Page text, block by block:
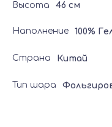
Высота 46 см
Наполнение 100%
Страна Китай
Тип шара